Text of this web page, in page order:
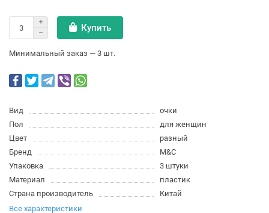
Купить
Минимальный заказ — 3 шт.
Вид
очки
Пол
для женщин
Цвет
разный
Бренд
M&C
Упаковка
3 штуки
Материал
пластик
Страна производитель
Китай
Все характеристики